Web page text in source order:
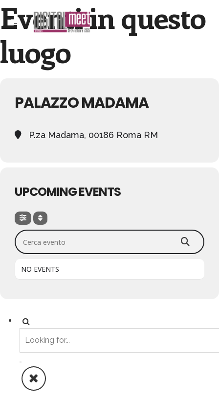
Eventi in questo
luogo
PALAZZO MADAMA
P.za Madama, 00186 Roma RM
UPCOMING EVENTS
Cerca evento
NO EVENTS